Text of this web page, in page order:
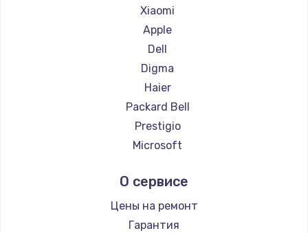
Ремонт ноутбуков Irbis
Ремонт ноутбуков Thunderobot
Ремонт ноутбуков Hasee
Ремонт ноутбуков ZTE
Ремонт ноутбуков Hiper
Ремонт ноутбуков Evga
Ремонт ноутбуков Google
Ремонт ноутбуков Echips
Ремонт ноутбуков Predator
Ремонт ноутбуков iru
Ремонт ноутбуков Machenike
Xiaomi
Apple
Dell
Digma
Haier
Packard Bell
Prestigio
Microsoft
Aquarius
Gigabyte
Aorus
О сервисе
Цены на ремонт
Гарантия